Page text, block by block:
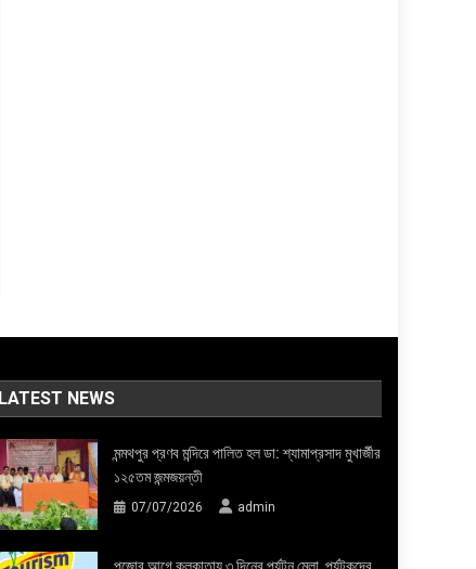
LATEST NEWS
মন্মথপুর প্রণব মন্দিরে পালিত হল ডা: শ্যামাপ্রসাদ মুখার্জীর
১২৫তম জন্মজয়ন্তী
07/07/2026 admin